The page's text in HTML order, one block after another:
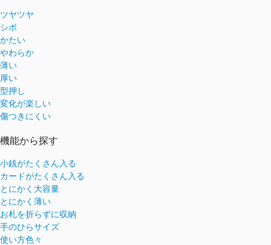
ツヤツヤ
シボ
かたい
やわらか
薄い
厚い
型押し
変化が楽しい
傷つきにくい
機能から探す
小銭がたくさん入る
カードがたくさん入る
とにかく大容量
とにかく薄い
お札を折らずに収納
手のひらサイズ
使い方色々